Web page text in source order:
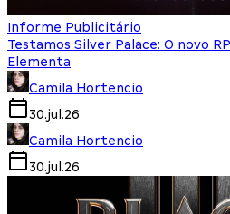
Informe Publicitário
Testamos Silver Palace: O novo
Elementa
Camila Hortencio
30.jul.26
Camila Hortencio
30.jul.26